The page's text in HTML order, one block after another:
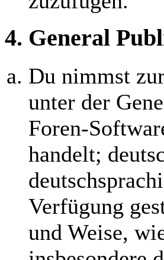
4. General
Du nimmst
unter der
Foren-
handelt;
Verfügung
und Weise,